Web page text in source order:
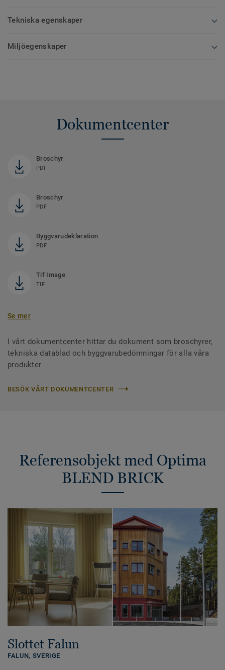
Tekniska egenskaper
Miljöegenskaper
Dokumentcenter
Broschyr
PDF
Broschyr
PDF
Byggvarudeklaration
PDF
Tif Image
TIF
Se mer
I vårt dokumentcenter hittar du dokument som broschyrer,
tekniska datablad och byggvarubedömningar för alla våra
produkter
BESÖK VÅRT DOKUMENTCENTER
Referensobjekt med Optima
BLEND BRICK
Slottet Falun
FALUN, SVERIGE